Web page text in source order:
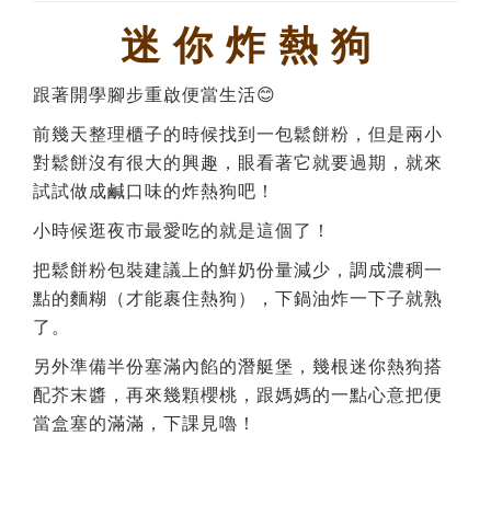
迷 你 炸 熱 狗
跟著開學腳步重啟便當生活😊
前幾天整理櫃子的時候找到一包鬆餅粉，但是兩小
對鬆餅沒有很大的興趣，眼看著它就要過期，就來
試試做成鹹口味的炸熱狗吧！
小時候逛夜市最愛吃的就是這個了！
把鬆餅粉包裝建議上的鮮奶份量減少，調成濃稠一
點的麵糊（才能裹住熱狗），下鍋油炸一下子就熟
了。
另外準備半份塞滿內餡的潛艇堡，幾根迷你熱狗搭
配芥末醬，再來幾顆櫻桃，跟媽媽的一點心意把便
當盒塞的滿滿，下課見嚕！